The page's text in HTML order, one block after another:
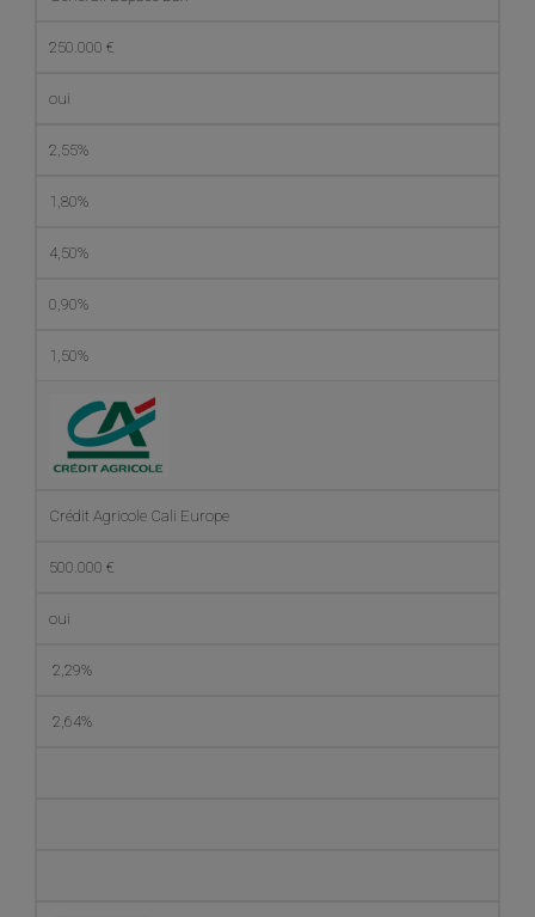
250.000 €
oui
2,55%
1,80%
4,50%
0,90%
1,50%
Crédit Agricole Cali Europe
500.000 €
oui
2,29%
2,64%